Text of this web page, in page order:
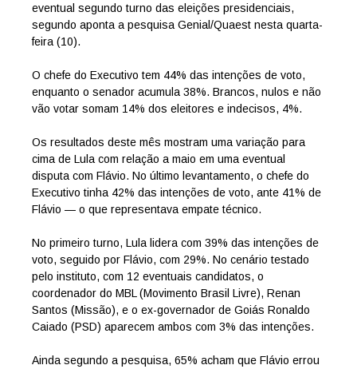
eventual segundo turno das eleições presidenciais,
segundo aponta a pesquisa Genial/Quaest nesta quarta-
feira (10).
O chefe do Executivo tem 44% das intenções de voto,
enquanto o senador acumula 38%. Brancos, nulos e não
vão votar somam 14% dos eleitores e indecisos, 4%.
Os resultados deste mês mostram uma variação para
cima de Lula com relação a maio em uma eventual
disputa com Flávio. No último levantamento, o chefe do
Executivo tinha 42% das intenções de voto, ante 41% de
Flávio — o que representava empate técnico.
No primeiro turno, Lula lidera com 39% das intenções de
voto, seguido por Flávio, com 29%. No cenário testado
pelo instituto, com 12 eventuais candidatos, o
coordenador do MBL (Movimento Brasil Livre), Renan
Santos (Missão), e o ex-governador de Goiás Ronaldo
Caiado (PSD) aparecem ambos com 3% das intenções.
Ainda segundo a pesquisa, 65% acham que Flávio errou